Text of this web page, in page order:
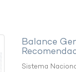
Balance
Sistema